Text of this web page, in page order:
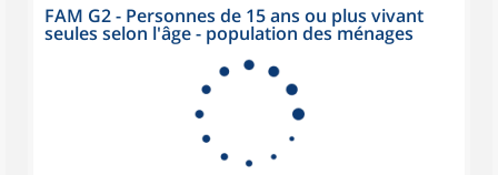
FAM G2 - Personnes de 15 ans ou plus vivant
seules selon l'âge - population des ménages